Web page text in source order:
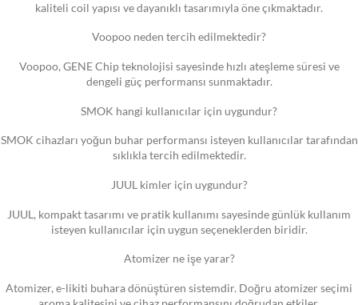
kaliteli coil yapısı ve dayanıklı tasarımıyla öne çıkmaktadır.
Voopoo neden tercih edilmektedir?
Voopoo, GENE Chip teknolojisi sayesinde hızlı ateşleme süresi ve
dengeli güç performansı sunmaktadır.
SMOK hangi kullanıcılar için uygundur?
SMOK cihazları yoğun buhar performansı isteyen kullanıcılar tarafından
sıklıkla tercih edilmektedir.
JUUL kimler için uygundur?
JUUL, kompakt tasarımı ve pratik kullanımı sayesinde günlük kullanım
isteyen kullanıcılar için uygun seçeneklerden biridir.
Atomizer ne işe yarar?
Atomizer, e-likiti buhara dönüştüren sistemdir. Doğru atomizer seçimi